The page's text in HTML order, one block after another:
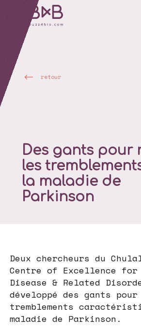
retour
Des gants pour
les
la maladie de
Parkinson
Deux chercheurs du
Centre of Excellence for
Disease & Related
développé des gants
tremblements
maladie de Parkinson.